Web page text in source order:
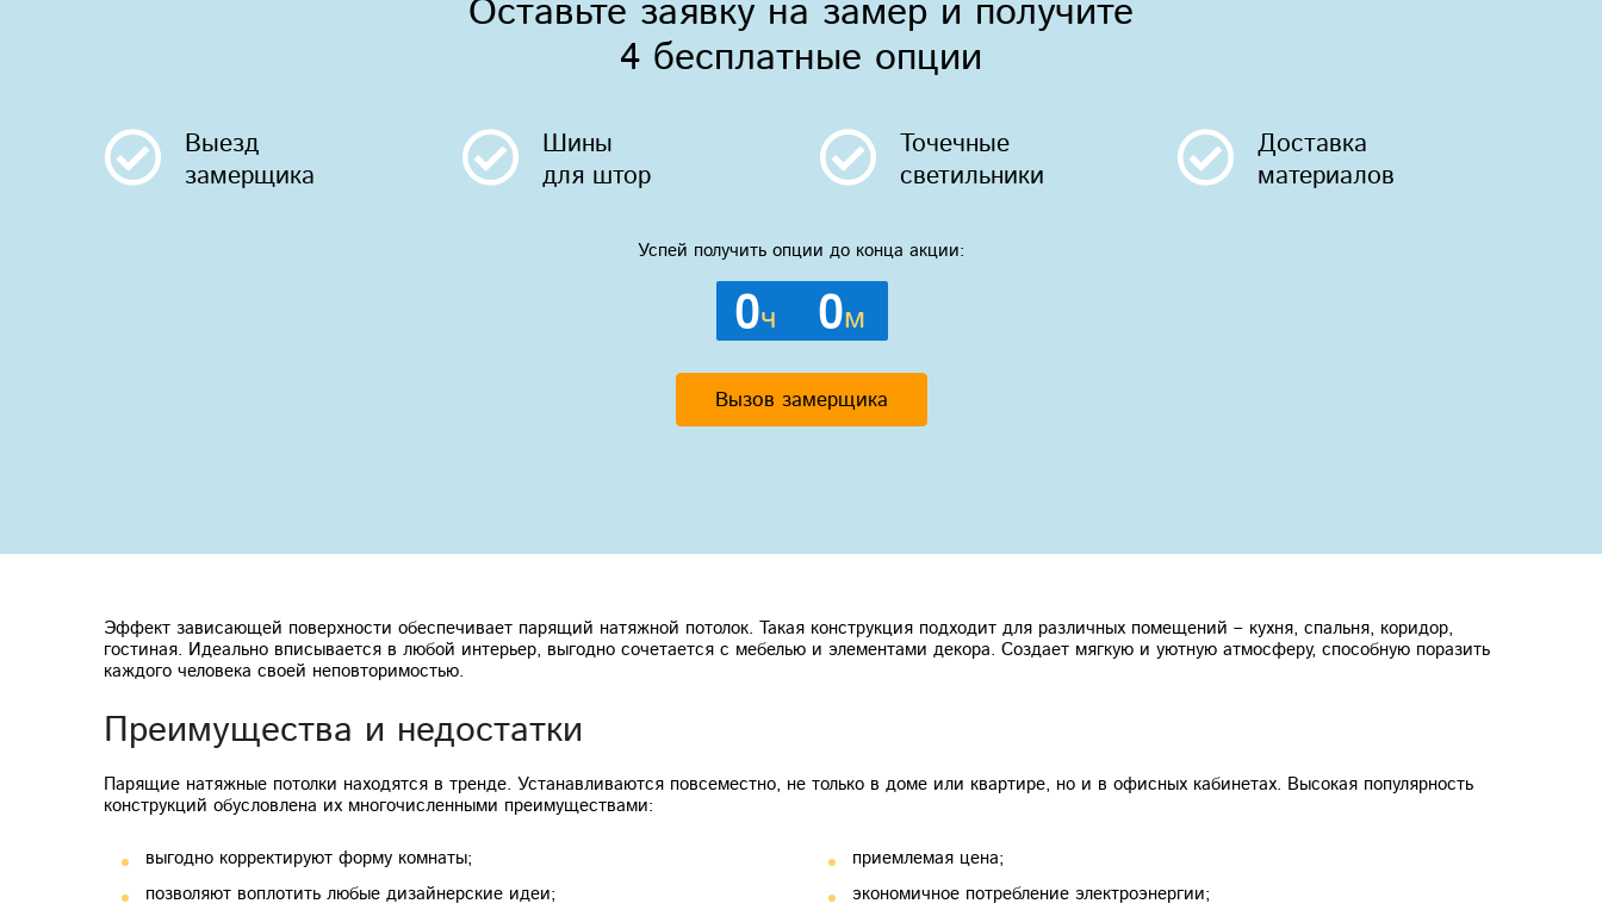
Оставьте заявку на замер и получите
4 бесплатные опции
Выезд
замерщика
Шины
для штор
Точечные
светильники
Доставка
материалов
Успей получить опции до конца акции:
0ч 0м
Вызов замерщика
Эффект зависающей поверхности обеспечивает парящий натяжной потолок. Такая конструкция подходит для различных помещений – кухня, спальня, коридор,
гостиная. Идеально вписывается в любой интерьер, выгодно сочетается с мебелью и элементами декора. Создает мягкую и уютную атмосферу, способную поразить
каждого человека своей неповторимостью.
Преимущества и недостатки
Парящие натяжные потолки находятся в тренде. Устанавливаются повсеместно, не только в доме или квартире, но и в офисных кабинетах. Высокая популярность
конструкций обусловлена их многочисленными преимуществами:
выгодно корректируют форму комнаты;
позволяют воплотить любые дизайнерские идеи;
приемлемая цена;
экономичное потребление электроэнергии;